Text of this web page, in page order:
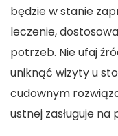
będzie w stanie
leczenie,
potrzeb. Nie ufaj
uniknąć wizyty u
cudownym
ustnej zasługuje